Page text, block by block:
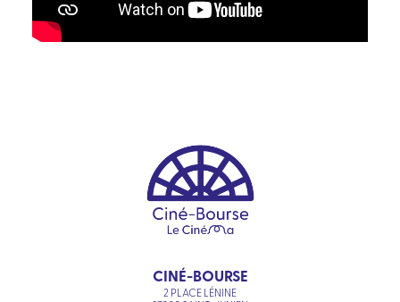
CINÉ-BOURSE
2 PLACE LÉNINE